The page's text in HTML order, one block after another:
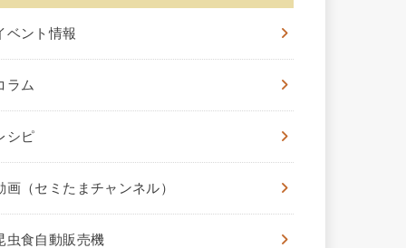
ベント情報
ラム
シピ
画（セミたまチャンネル）
虫食自動販売機